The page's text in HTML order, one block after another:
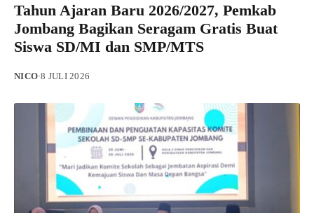
Tahun Ajaran Baru 2026/2027, Pemkab
Jombang Bagikan Seragam Gratis Buat
Siswa SD/MI dan SMP/MTS
NICO·8 JULI 2026